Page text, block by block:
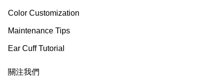
Color Customization
Maintenance Tips
Ear Cuff Tutorial
關注我們